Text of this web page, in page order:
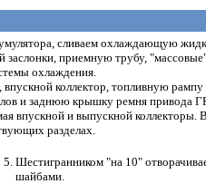
сливаем охлаждающую
заслонки, приемную трубу,
охлаждения.
коллектор, топливную
и заднюю крышку ремня привода
впускной и выпускной
разделах.
Шестигранником "на 10"
шайбами.